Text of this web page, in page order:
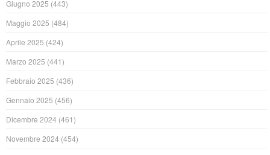
Giugno 2025 (443)
Maggio 2025 (484)
Aprile 2025 (424)
Marzo 2025 (441)
Febbraio 2025 (436)
Gennaio 2025 (456)
Dicembre 2024 (461)
Novembre 2024 (454)